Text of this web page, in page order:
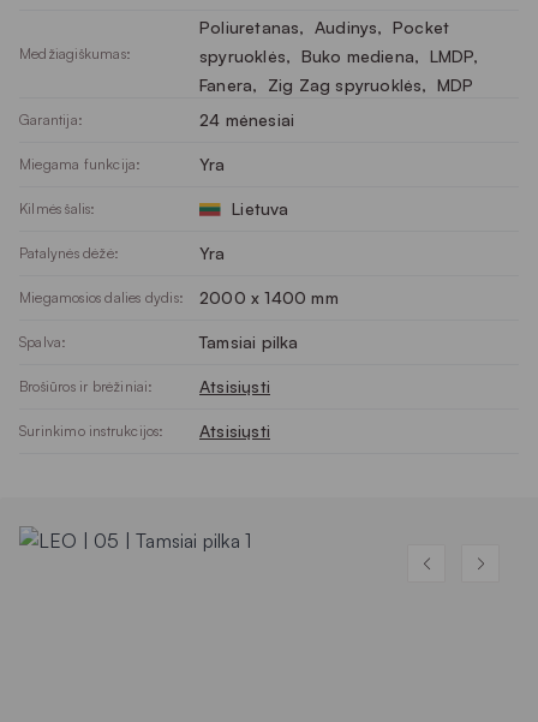
Medžiagiškumas:
Poliuretanas, Audinys, Pocket
spyruoklės, Buko mediena, LMDP,
Fanera, Zig Zag spyruoklės, MDP
Garantija: 24 mėnesiai
Miegama funkcija: Yra
Kilmės šalis: Lietuva
Patalynės dėžė: Yra
Miegamosios dalies dydis: 2000 x 1400 mm
Spalva: Tamsiai pilka
Brošiūros ir brėžiniai: Atsisiųsti
Surinkimo instrukcijos: Atsisiųsti